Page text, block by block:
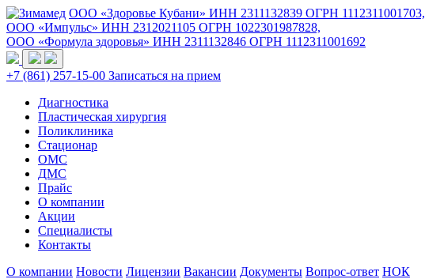
ООО «Здоровье Кубани» ИНН 2311132839 ОГРН 1112311001703,
ООО «Импульс» ИНН 2312021105 ОГРН 1022301987828,
ООО «Формула здоровья» ИНН 2311132846 ОГРН 1112311001692
+7 (861) 257-15-00 Записаться на прием
Диагностика
Пластическая хирургия
Поликлиника
Стационар
ОМС
ДМС
Прайс
О компании
Акции
Специалисты
Контакты
О компании Новости Лицензии Вакансии Документы Вопрос-ответ НОК